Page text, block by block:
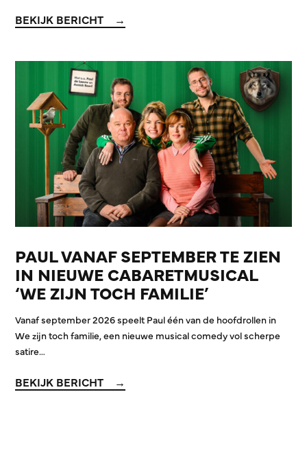
BEKIJK BERICHT
PAUL VANAF SEPTEMBER TE ZIEN
IN NIEUWE CABARETMUSICAL
‘WE ZIJN TOCH FAMILIE’
Vanaf september 2026 speelt Paul één van de hoofdrollen in
We zijn toch familie, een nieuwe musical comedy vol scherpe
satire…
BEKIJK BERICHT